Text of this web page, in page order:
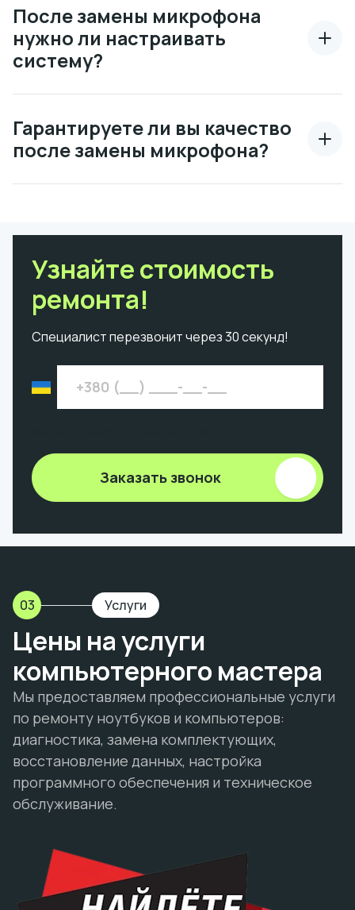
После замены микрофона
нужно ли настраивать
систему?
Гарантируете ли вы качество
после замены микрофона?
Узнайте стоимость
ремонта!
Специалист перезвонит через 30 секунд!
Заказать звонок
03 Услуги
Цены на услуги
компьютерного мастера
Мы предоставляем профессиональные услуги
по ремонту ноутбуков и компьютеров:
диагностика, замена комплектующих,
восстановление данных, настройка
программного обеспечения и техническое
обслуживание.